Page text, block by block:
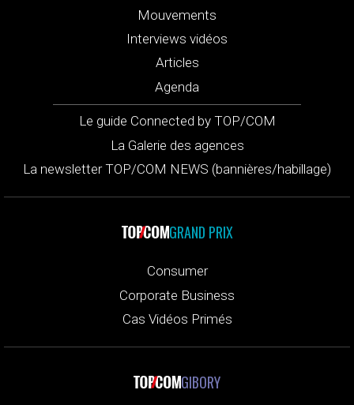
Mouvements
Interviews vidéos
Articles
Agenda
Le guide Connected by TOP/COM
La Galerie des agences
La newsletter TOP/COM NEWS (bannières/habillage)
GRAND PRIX
Consumer
Corporate Business
Cas Vidéos Primés
GIBORY